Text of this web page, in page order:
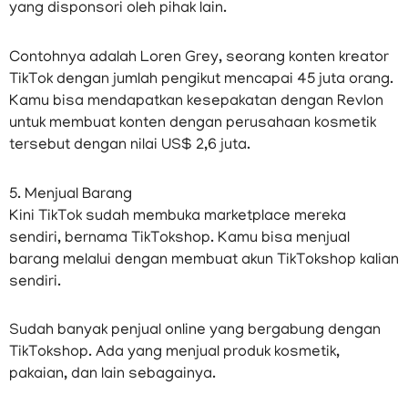
yang disponsori oleh pihak lain.
Contohnya adalah Loren Grey, seorang konten kreator
TikTok dengan jumlah pengikut mencapai 45 juta orang.
Kamu bisa mendapatkan kesepakatan dengan Revlon
untuk membuat konten dengan perusahaan kosmetik
tersebut dengan nilai US$ 2,6 juta.
5. Menjual Barang
Kini TikTok sudah membuka marketplace mereka
sendiri, bernama TikTokshop. Kamu bisa menjual
barang melalui dengan membuat akun TikTokshop kalian
sendiri.
Sudah banyak penjual online yang bergabung dengan
TikTokshop. Ada yang menjual produk kosmetik,
pakaian, dan lain sebagainya.